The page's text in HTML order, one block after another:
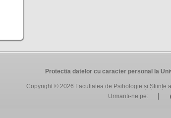
Protectia datelor cu caracter personal la
Copyright © 2026 Facultatea de Psihologie și Științe
Urmariti-ne pe: